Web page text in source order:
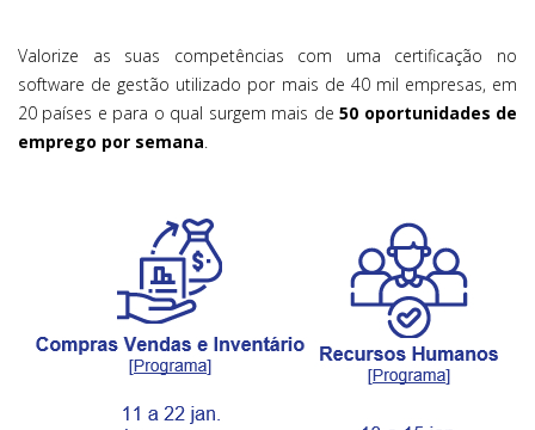
Valorize as suas competências com uma certificação no
software de gestão utilizado por mais de 40 mil empresas, em
20 países e para o qual surgem mais de50 oportunidades de
emprego por semana.